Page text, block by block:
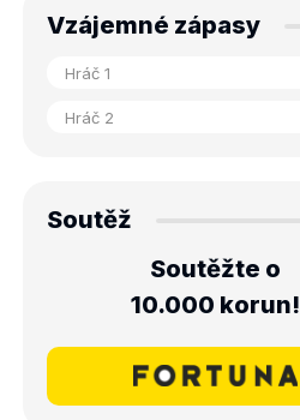
Vzájemné zápasy
Soutěž
Soutěžte o
10.000 korun!